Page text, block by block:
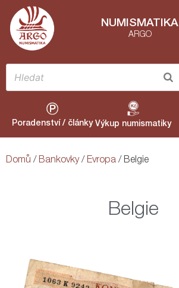
NUMISMATIKA
ARGO
Poradenství / články Výkup numismatiky
Domů / Bankovky/ Evropa / Belgie
Belgie